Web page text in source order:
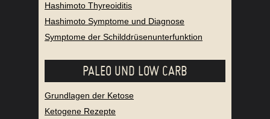
Hashimoto Thyreoiditis
Hashimoto Symptome und Diagnose
Symptome der Schilddrüsenunterfunktion
PALEO UND LOW CARB
Grundlagen der Ketose
Ketogene Rezepte